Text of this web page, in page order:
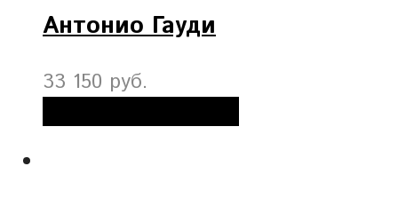
Антонио Гауди
33 150 руб.